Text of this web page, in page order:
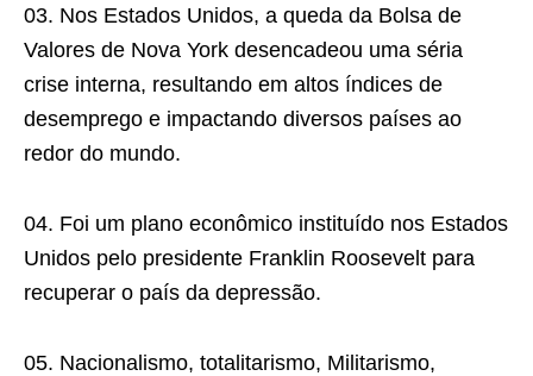
03. Nos Estados Unidos, a queda da Bolsa de
Valores de Nova York desencadeou uma séria
crise interna, resultando em altos índices de
desemprego e impactando diversos países ao
redor do mundo.
04. Foi um plano econômico instituído nos Estados
Unidos pelo presidente Franklin Roosevelt para
recuperar o país da depressão.
05. Nacionalismo, totalitarismo, Militarismo,